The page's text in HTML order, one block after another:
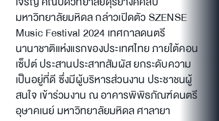
มหาวิทยาลัยมหิดล กล่าวเปิดตัว SZENSE
Music Festival 2024 เทศกาลดนตรี
นานาชาติแห่งแรกของประเทศไทย ภายใต้คอน
เซ็ปต์ ประสานประสาทสัมผัส ยกระดับความ
เป็นอยู่ที่ดี ซึ่งมีผู้บริหารส่วนงาน ประชาชนผู้
สนใจ เข้าร่วมงาน ณ อาคารพิพิธภัณฑ์ดนตรี
อุษาคเนย์ มหาวิทยาลัยมหิดล ศาลายา